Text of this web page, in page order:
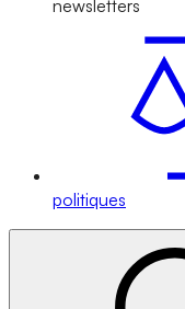
newsletters
politiques